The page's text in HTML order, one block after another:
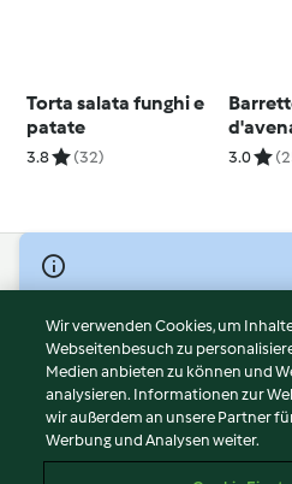
Torta salata funghi e
patate
3.8 (32) 3.0
© Copyright 2026
Nutzungsbedingungen
Datenschutzrichtlinien
Disclaimer
Impressum
Cookies
Wir verwenden Cookies, um
Webseitenbesuch zu
Medien anbieten zu können und
analysieren. Informationen zur
wir außerdem an unsere Partner
Werbung und Analysen weiter.